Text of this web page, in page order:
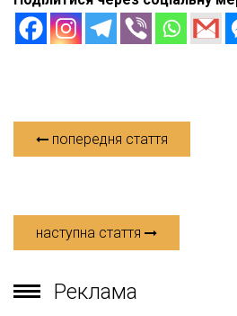
попередня стаття
наступна стаття
Реклама